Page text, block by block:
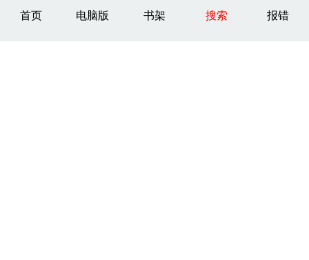
首页 电脑版 书架 搜索 报错